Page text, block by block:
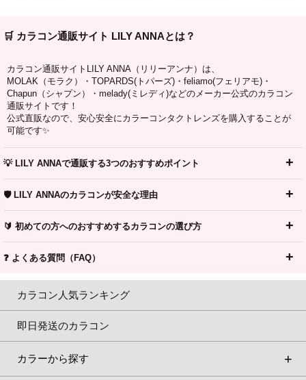
🛒 カラコン通販サイト LILY ANNAとは？
カラコン通販サイトLILY ANNA（リリーアンナ）は、
MOLAK（モラク）・TOPARDS(トパーズ)・feliamo(フェリアモ)・
Chapun（シャプン）・melady(ミレディ)などのメーカー公式のカラコン
通販サイトです！
公式直販なので、安心安全にカラーコンタクトレンズを購入することが
可能です✨
💡 LILY ANNAで通販する3つのおすすめポイント
🛡️ LILY ANNAのカラコンが安全な理由
🔰 初めての方へのおすすめするカラコンの選び方
❓ よくある質問（FAQ）
カラコン人気ランキング
即日発送のカラコン
カラーから探す